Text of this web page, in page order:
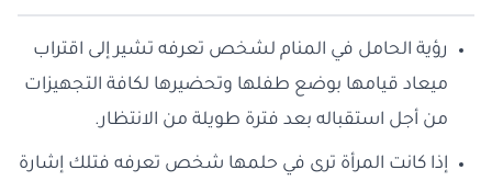
رؤية الحامل في المنام لشخص تعرفه تشير إلى اقتراب
ميعاد قيامها بوضع طفلها وتحضيرها لكافة التجهيزات
من أجل استقباله بعد فترة طويلة من الانتظار.
إذا كانت المرأة ترى في حلمها شخص تعرفه فتلك إشارة